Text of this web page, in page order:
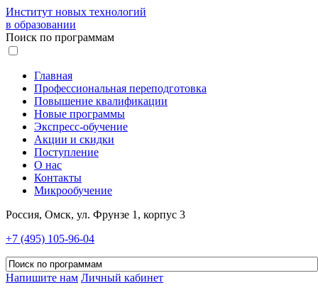
Институт новых технологий
в образовании
Поиск по программам
Главная
Профессиональная переподготовка
Повышение квалификации
Новые программы
Экспресс-обучение
Акции и скидки
Поступление
О нас
Контакты
Микрообучение
Россия, Омск, ул. Фрунзе 1, корпус 3
+7 (495) 105-96-04
Напишите нам Личный кабинет